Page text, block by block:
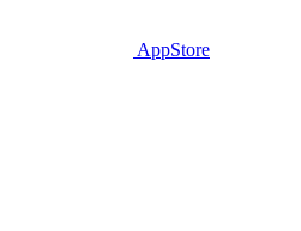
AppStore